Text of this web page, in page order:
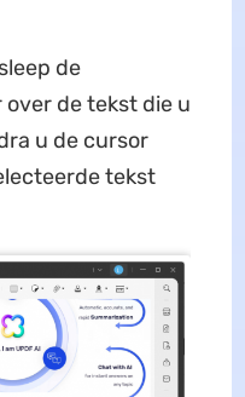
de
de tekst die u
u de cursor
tekst